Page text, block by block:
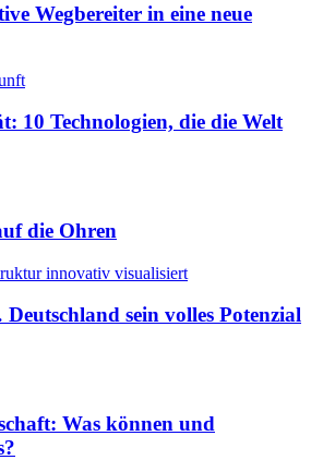
Wegbereiter in eine neue
10 Technologien, die die Welt
die Ohren
sein volles Potenzial
Was können und